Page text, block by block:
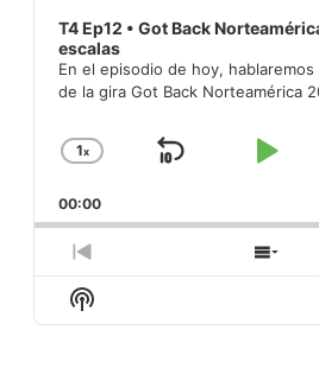
T4 Ep12 • Got Back
escalas
En el episodio de hoy,
de la gira Got Back Norteamérica
Change
Rate
1x
Skip
Play
00:00
Previous
Episode
Show
Show
Podcast